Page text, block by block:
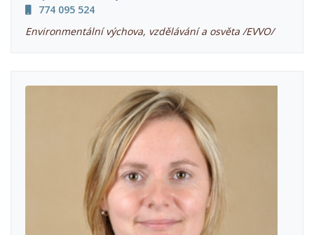
774 095 524
Environmentální výchova, vzdělávání a osvěta /EVVO/